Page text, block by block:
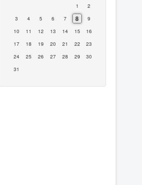
1
2
3
4 5 6 7 8
9
10
11 12 13 14 15
16
17
18 19 20 21 22
23
24
25 26 27 28 29
30
31